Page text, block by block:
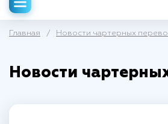
Главная / Новости чартерных
Новости